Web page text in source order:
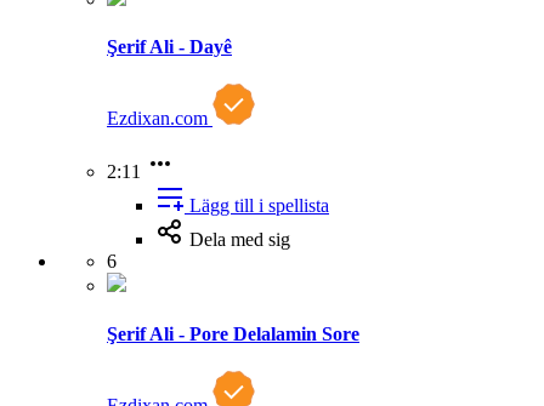
Şerif Ali - Dayê
Ezdixan.com
2:11
Lägg till i spellista
Dela med sig
6
Şerif Ali - Pore Delalamin Sore